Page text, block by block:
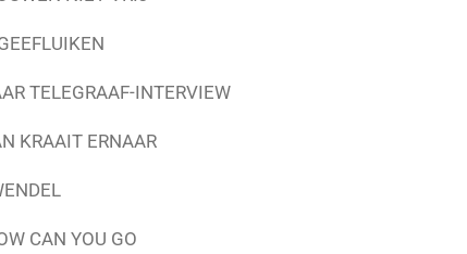
TELEGRAAF-INTERVIEW
KRAAIT ERNAAR
CAN YOU GO